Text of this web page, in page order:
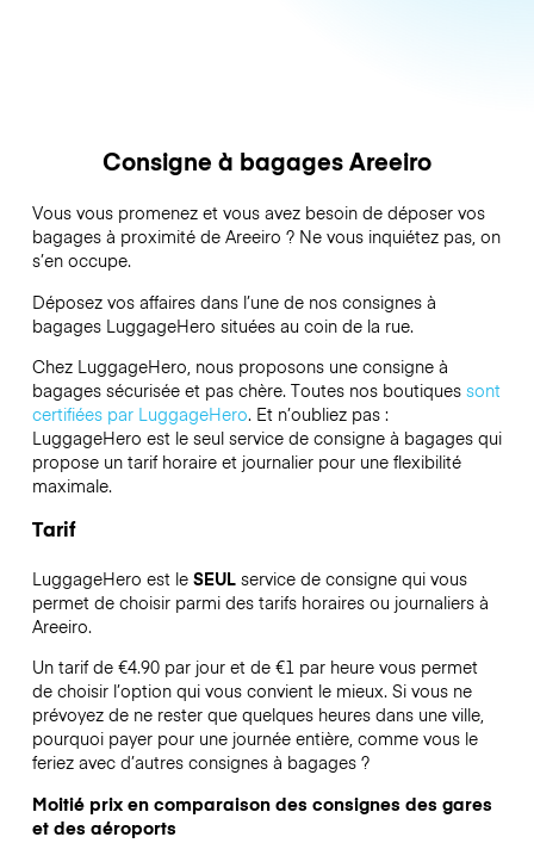
Consigne à bagages Areeiro
Vous vous promenez et vous avez besoin de déposer vos
bagages à proximité de Areeiro ? Ne vous inquiétez pas, on
s’en occupe.
Déposez vos affaires dans l’une de nos consignes à
bagages LuggageHero situées au coin de la rue.
Chez LuggageHero, nous proposons une consigne à
bagages sécurisée et pas chère. Toutes nos boutiques sont
certifiées par LuggageHero. Et n’oubliez pas :
LuggageHero est le seul service de consigne à bagages qui
propose un tarif horaire et journalier pour une flexibilité
maximale.
Tarif
LuggageHero est le SEULservice de consigne qui vous
permet de choisir parmi des tarifs horaires ou journaliers à
Areeiro.
Un tarif de €4.90 par jour et de €1 par heure vous permet
de choisir l’option qui vous convient le mieux. Si vous ne
prévoyez de ne rester que quelques heures dans une ville,
pourquoi payer pour une journée entière, comme vous le
feriez avec d’autres consignes à bagages ?
Moitié prix en comparaison des consignes des gares
et des aéroports